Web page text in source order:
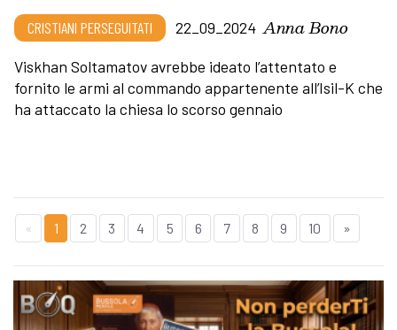
CRISTIANI PERSEGUITATI 22_09_2024 Anna Bono
Viskhan Soltamatov avrebbe ideato l’attentato e
fornito le armi al commando appartenente all’Isil-K che
ha attaccato la chiesa lo scorso gennaio
« 1 2 3 4 5 6 7 8 9 10 »